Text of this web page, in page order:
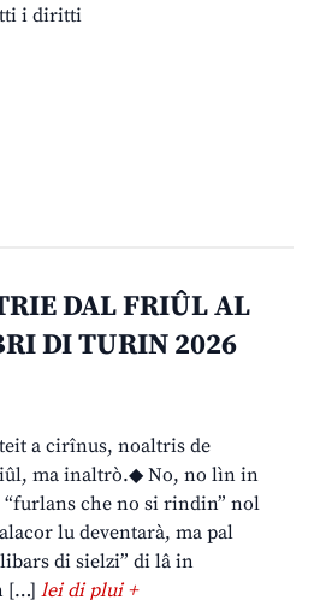
i diritti
DAL FRIÛL AL
DI TURIN 2026
a cirînus, noaltris de
ma inaltrò.◆ No, no lìn in
che no si rindin” nol
lu deventarà, ma pal
di sielzi” di lâ in
[…]lei di plui +